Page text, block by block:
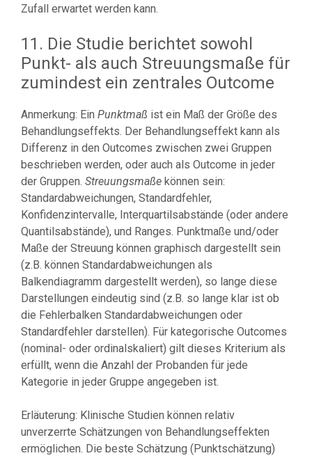
Zufall erwartet werden kann.
11. Die Studie berichtet sowohl
Punkt- als auch Streuungsmaße für
zumindest ein zentrales Outcome
Anmerkung: Ein Punktmaß ist ein Maß der Größe des
Behandlungseffekts. Der Behandlungseffekt kann als
Differenz in den Outcomes zwischen zwei Gruppen
beschrieben werden, oder auch als Outcome in jeder
der Gruppen. Streuungsmaße können sein:
Standardabweichungen, Standardfehler,
Konfidenzintervalle, Interquartilsabstände (oder andere
Quantilsabstände), und Ranges. Punktmaße und/oder
Maße der Streuung können graphisch dargestellt sein
(z.B. können Standardabweichungen als
Balkendiagramm dargestellt werden), so lange diese
Darstellungen eindeutig sind (z.B. so lange klar ist ob
die Fehlerbalken Standardabweichungen oder
Standardfehler darstellen). Für kategorische Outcomes
(nominal- oder ordinalskaliert) gilt dieses Kriterium als
erfüllt, wenn die Anzahl der Probanden für jede
Kategorie in jeder Gruppe angegeben ist.
Erläuterung: Klinische Studien können relativ
unverzerrte Schätzungen von Behandlungseffekten
ermöglichen. Die beste Schätzung (Punktschätzung)